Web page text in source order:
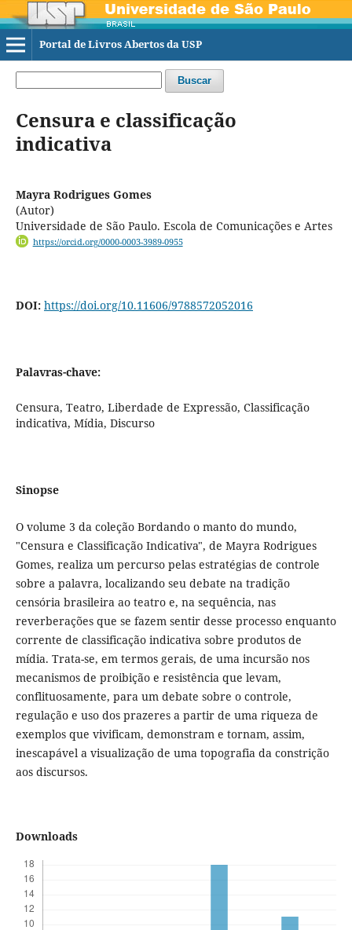
Portal de Livros Abertos da USP
Buscar
Censura e classificação
indicativa
Mayra Rodrigues Gomes
(Autor)
Universidade de São Paulo. Escola de Comunicações e Artes
https://orcid.org/0000-0003-3989-0955
DOI: https://doi.org/10.11606/9788572052016
Palavras-chave:
Censura, Teatro, Liberdade de Expressão, Classificação
indicativa, Mídia, Discurso
Sinopse
O volume 3 da coleção Bordando o manto do mundo,
"Censura e Classificação Indicativa", de Mayra Rodrigues
Gomes, realiza um percurso pelas estratégias de controle
sobre a palavra, localizando seu debate na tradição
censória brasileira ao teatro e, na sequência, nas
reverberações que se fazem sentir desse processo enquanto
corrente de classificação indicativa sobre produtos de
mídia. Trata-se, em termos gerais, de uma incursão nos
mecanismos de proibição e resistência que levam,
conflituosamente, para um debate sobre o controle,
regulação e uso dos prazeres a partir de uma riqueza de
exemplos que vivificam, demonstram e tornam, assim,
inescapável a visualização de uma topografia da constrição
aos discursos.
Downloads